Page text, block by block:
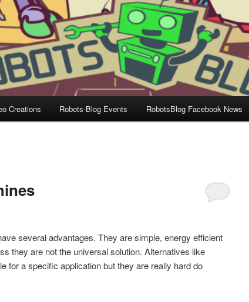
Creations Robots-Blog Events RobotsBlog Facebook News
several advantages. They are simple, energy efficient
they are not the universal solution. Alternatives like
for a specific application but they are really hard do